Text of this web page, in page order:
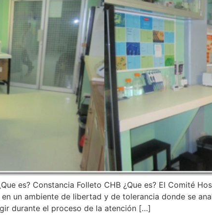
es? Constancia Folleto CHB ¿Que es? El Comité
un ambiente de libertad y de tolerancia donde se
durante el proceso de la atención […]